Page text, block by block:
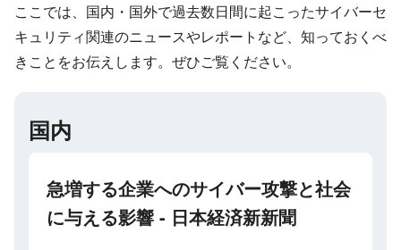
ここでは、国内・国外で過去数日間に起こったサイバーセ
キュリティ関連のニュースやレポートなど、知っておくべ
きことをお伝えします。ぜひご覧ください。
国内
急増する企業へのサイバー攻撃と社会
に与える影響 - 日本経済新新聞